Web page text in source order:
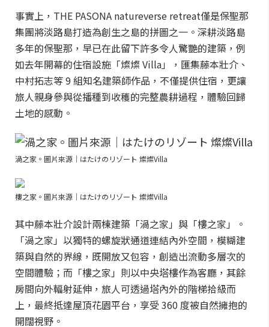
事實上，THE PASONA natureverse retreat僅是保聖那
集團將淡路島打造為創生之島的拼圖之一。深耕淡路島
多年的保聖那，早已在此留下許多令人驚艷的建築，例
如去年開幕的住宿設施「燦燦 Villa」，匯集藤本壯介、
中村拓志等 9 組知名建築師作品，不僅提供住宿，更讓
旅人親身參與從播種到收穫的完整農耕過程，體驗回歸
土地的感動。
渦之家。圖片來源｜はたけのリゾート 燦燦Villa
樓之家。圖片來源｜はたけのリゾート 燦燦Villa
其中藤本壯介設計兩棟建築「渦之家」與「樓之家」。
「渦之家」以獨特的螺旋狀通道連結內外空間，模糊建
築與自然的界線，既開放又包容，創造出流動多層次的
空間體驗；而「樓之家」則以中央塔樓作為客廳，其餘
房間向外輻射延伸，旅人可透過塔內外的階梯拾級而
上，最終抵達屋頂花園平台，享受 360 度被自然擁抱的
開闊視野。